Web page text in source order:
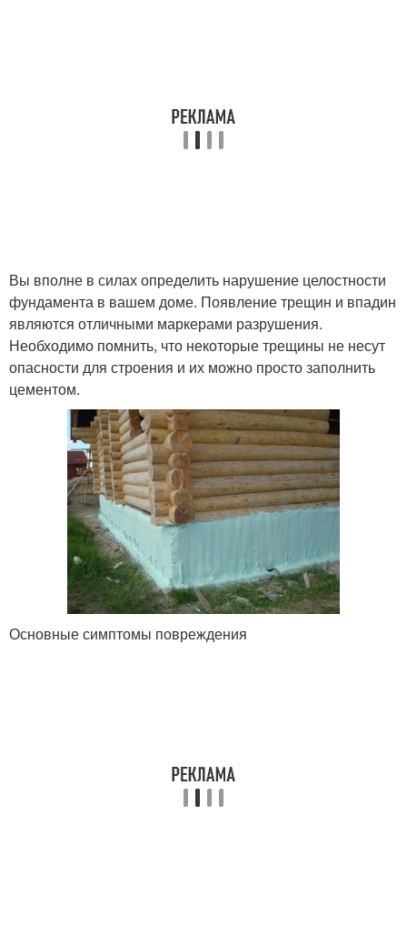
Вы вполне в силах определить нарушение целостности
фундамента в вашем доме. Появление трещин и впадин
являются отличными маркерами разрушения.
Необходимо помнить, что некоторые трещины не несут
опасности для строения и их можно просто заполнить
цементом.
Основные симптомы повреждения